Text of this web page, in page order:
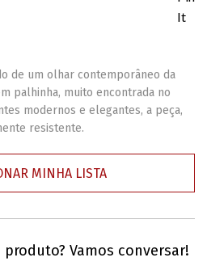
It
de um olhar contemporâneo da
palhinha, muito encontrada no
modernos e elegantes, a peça,
resistente.
MINHA LISTA
Vamos conversar!